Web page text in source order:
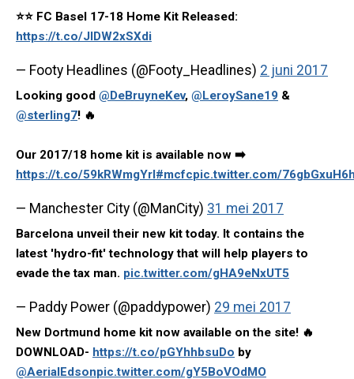
⭐️⭐️ FC Basel 17-18 Home Kit Released:
https://t.co/JlDW2xSXdi
— Footy Headlines (@Footy_Headlines) 2 juni 2017
Looking good @DeBruyneKev, @LeroySane19 &
@sterling7! 🔥
Our 2017/18 home kit is available now ➡️
https://t.co/59kRWmgYrI#mcfcpic.twitter.com/
— Manchester City (@ManCity) 31 mei 2017
Barcelona unveil their new kit today. It contains the
latest 'hydro-fit' technology that will help players to
evade the tax man. pic.twitter.com/gHA9eNxUT5
— Paddy Power (@paddypower) 29 mei 2017
New Dortmund home kit now available on the site! 🔥
DOWNLOAD- https://t.co/pGYhhbsuDo by
@AerialEdsonpic.twitter.com/gY5BoVOdMO